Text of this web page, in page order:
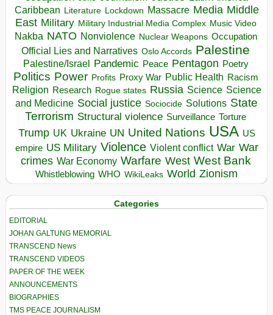
Caribbean Literature Lockdown Massacre Media Middle
East Military Military Industrial Media Complex Music Video
Nakba NATO Nonviolence Nuclear Weapons Occupation
Official Lies and Narratives Oslo Accords Palestine
Palestine/Israel Pandemic Peace Pentagon Poetry
Politics Power Profits Proxy War Public Health Racism
Religion Research Rogue states Russia Science Science
and Medicine Social justice Sociocide Solutions State
Terrorism Structural violence Surveillance Torture
Trump UK Ukraine UN United Nations USA US
empire US Military Violence Violent conflict War War
crimes War Economy Warfare West West Bank
Whistleblowing WHO WikiLeaks World Zionism
Categories
EDITORIAL
JOHAN GALTUNG MEMORIAL
TRANSCEND News
TRANSCEND VIDEOS
PAPER OF THE WEEK
ANNOUNCEMENTS
BIOGRAPHIES
TMS PEACE JOURNALISM